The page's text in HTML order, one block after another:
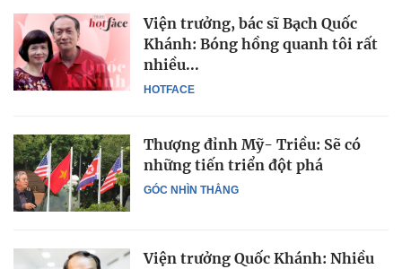
HOTFACE
Viện trưởng, bác sĩ Bạch Quốc
Khánh: Bóng hồng quanh tôi rất
nhiều...
GÓC NHÌN THẲNG
Thượng đỉnh Mỹ- Triều: Sẽ có
những tiến triển đột phá
Viện trưởng Quốc Khánh: Nhiều